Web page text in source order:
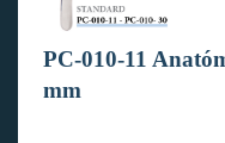
PC-010-11
mm